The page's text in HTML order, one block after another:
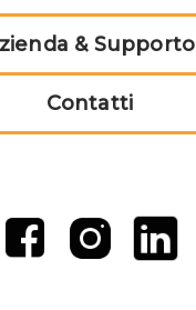
& Supporto
Contatti